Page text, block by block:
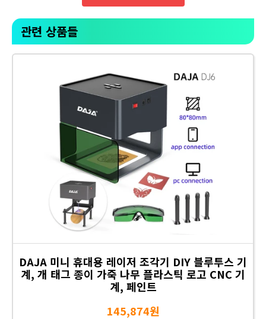
관련 상품들
DAJA 미니 휴대용 레이저 조각기 DIY 블루투스 기
계, 개 태그 종이 가죽 나무 플라스틱 로고 CNC 기
계, 페인트
145,874원